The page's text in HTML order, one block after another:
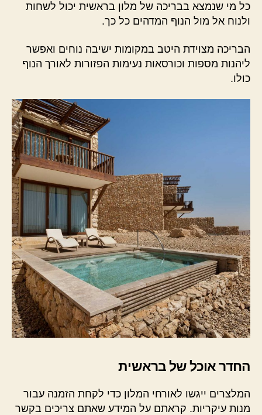
כל מי שנמצא בבריכה של מלון בראשית יכול לשחות
ולנוח אל מול הנוף המדהים כל כך.
הבריכה מצוידת היטב במקומות ישיבה נוחים ואפשר
ליהנות מספות וכורסאות נעימות הפזורות לאורך הנוף
כולו.
החדר אוכל של בראשית
המלצרים ייגשו לאורחי המלון כדי לקחת הזמנה עבור
מנות עיקריות. קראתם על המידע שאתם צריכים בקשר